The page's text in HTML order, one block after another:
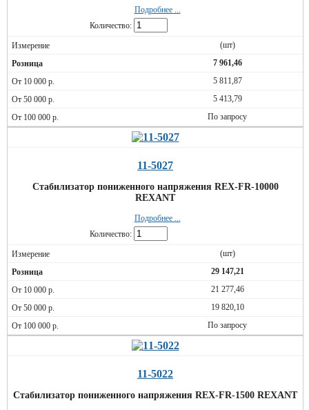
Подробнее ...
Количество:
(шт)
7 961,46
5 811,87
5 413,79
По запросу
11-5027
Стабилизатор пониженного напряжения REX-FR-10000
REXANT
Подробнее ...
Количество:
(шт)
29 147,21
21 277,46
19 820,10
По запросу
11-5022
Стабилизатор пониженного напряжения REX-FR-1500 REXANT